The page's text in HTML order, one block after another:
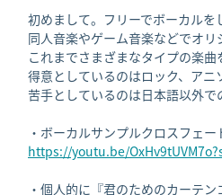
初めまして。フリーでボーカル
同人音楽やゲーム音楽などでオ
これまでさまざまなタイプの楽
得意としているのはロック、ア
苦手としているのは日本語以外
https://youtu.be/